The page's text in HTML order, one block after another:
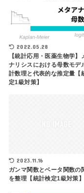
2022.05.28
【統計応用・医薬生物学】
ナリシスにおける母数モデ
計数理と代表的な推定量【
定1級対策】
2023.11.16
ガンマ関数とベータ関数の
を整理【統計検定1級対策】